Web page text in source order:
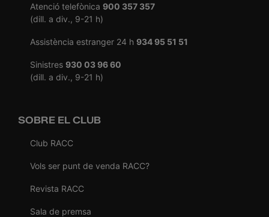
Atenció telefònica 900 357 357
(dill. a div., 9-21 h)
Assistència estranger 24 h 934 95 51 51
Sinistres 930 03 96 60
(dill. a div., 9-21 h)
SOBRE EL CLUB
Club RACC
Vols ser punt de venda RACC?
Revista RACC
Sala de premsa